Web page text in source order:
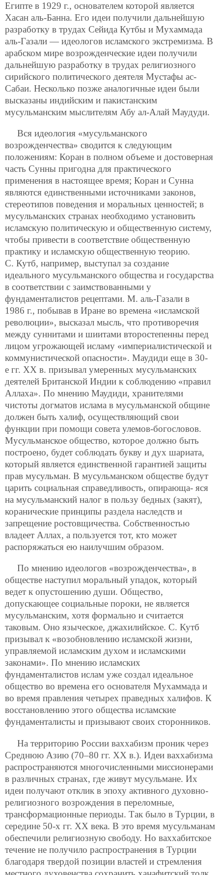
Египте в 1929 г., основателем которой является
Хасан аль-Банна. Его идеи получили дальнейшую
разработку в трудах Сейида Кутбы и Мухаммада
аль-Газали — идеологов исламского экстремизма. В
арабском мире возрожденческие идеи получили
дальнейшую разработку в трудах религиозного
сирийского политического деятеля Мустафы ас-
Сабаи. Несколько позже аналогичные идеи были
высказаны индийским и пакистанским
мусульманским мыслителям Абу ал-Алай Маудуди.
Вся идеология «мусульманского
возрожденчества» сводится к следующим
положениям: Коран в полном объеме и достоверная
часть Сунны пригодна для практического
применения в настоящее время; Коран и Сунна
являются единственными источниками законов,
стереотипов поведения и моральных ценностей; в
мусульманских странах необходимо установить
исламскую политическую и общественную систему,
чтобы привести в соответствие общественную
практику и исламскую общественную теорию.
С. Кутб, например, выступал за создание
идеального мусульманского общества и государства
в соответствии с заимствованными у
фундаменталистов рецептами. М. аль-Газали в
1986 г., побывав в Иране во времена «исламской
революции», высказал мысль, что противоречия
между суннитами и шиитами второстепенны перед
лицом угрожающей исламу «империалистической и
коммунистической опасности». Маудиди еще в 30-
е гг. XX в. призывал умеренных мусульманских
деятелей Британской Индии к соблюдению «правил
Аллаха». По мнению Маудиди, хранителями
чистоты догматов ислама в мусульманской общине
должен быть халиф, осуществляющий свои
функции при помощи совета улемов-богословов.
Мусульманское общество, которое должно быть
построено, будет соблюдать букву и дух шариата,
который является единственной гарантией защиты
прав мусульман. В мусульманском обществе будут
царить социальная справедливость, опирающа- яся
на мусульманский налог в пользу бедных (закят),
коранические принципы раздела наследств и
запрещение ростовщичества. Собственностью
владеет Аллах, а пользуется тот, кто может
распоряжаться ею наилучшим образом.
По мнению идеологов «возрожденчества», в
обществе наступил моральный упадок, который
ведет к опустошению души. Общество,
допускающее социальные пороки, не является
мусульманским, хотя формально и считается
таковым. Оно языческое, джахилийское. С. Кутб
призывал к «возобновлению исламской жизни,
управляемой исламским духом и исламскими
законами». По мнению исламских
фундаменталистов ислам уже создал идеальное
общество во времена его основателя Мухаммада и
во время правления четырех праведных халифов. К
восстановлению этого общества исламские
фундаменталисты и призывают своих сторонников.
На территорию России ваххабизм проник через
Среднюю Азию (70–80 гг. ХХ в.). Идеи ваххабизма
распространяются многочисленными миссионерами
в различных странах, где живут мусульмане. Их
идеи получают отклик в эпоху активного духовно-
религиозного возрождения в переломные,
трансформационные периоды. Так было в Турции, в
середине 50-х гг. XX века. В это время мусульманам
обеспечили религиозную свободу. Но ваххабитское
течение не получило распространения в Турции
благодаря твердой позиции властей и стремления